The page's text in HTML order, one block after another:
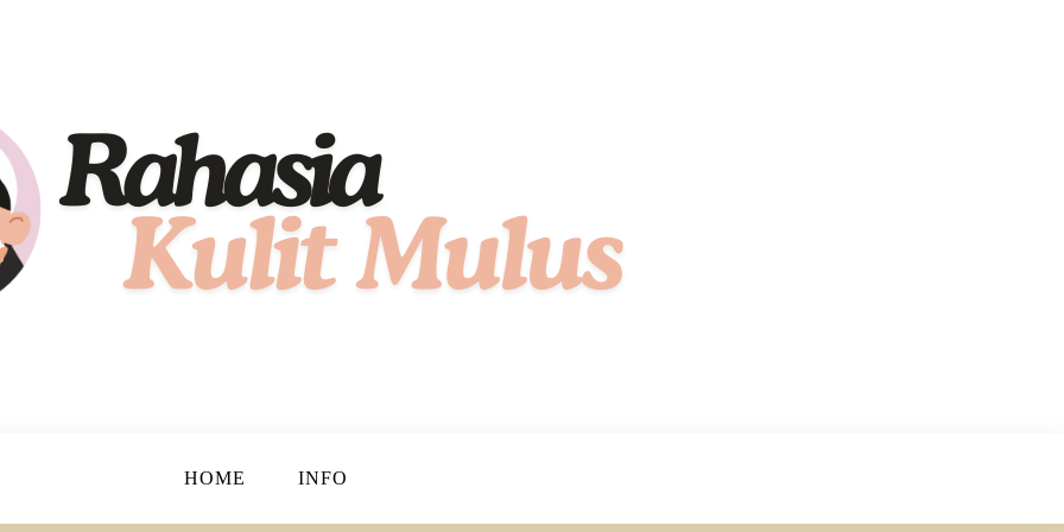
HOME INFO